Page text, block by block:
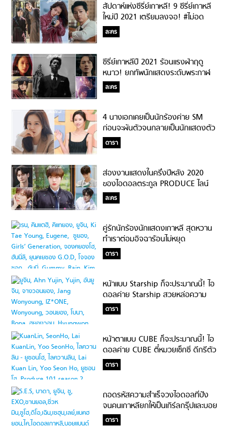
สัปดาห์แห่งซีรี่ย์เกาหลี! 9 ซีรี่ย์เกาหลี
ใหม่ปี 2021 เตรียมลงจอ! #ไม่อด
นอนให้มันรู้ไป
ละคร
ซีรี่ย์เกาหลีปี 2021 ร้อนแรงฝ่าฤดู
หนาว! ยกทัพนักแสดงระดับพระกาฬ
ลงจอเดือนกุมภาพันธ์
ละคร
4 นางเอกเคยเป็นนักร้องค่าย SM
ก่อนจะผันตัวจนกลายเป็นนักแสดงตัว
ท็อป!
ดารา
ส่องงานแสดงในครึ่งปีหลัง 2020
ของไอดอลตระกูล PRODUCE ไลน์
อัพแน่นมาก!
ละคร
คู่รักนักร้องนักแสดงเกาหลี สุดหวาน
ทำเราต่อมอิจฉาร้อนไม่หยุด
ดารา
หน้าแบบ Starship ก็จะประมาณนี้! ไอ
ดอลค่าย Starship สวยหล่อความ
สามารถปัง ยืนหนึ่งเรื่อง Sex
Appeal สูง
ดารา
หน้าตาแบบ CUBE ก็จะประมาณนี้! ไอ
ดอลค่าย CUBE ตี๋หมวยเซ็กซี่ ดีกรีตัว
ท็อปของวงการ
ดารา
ถอดรหัสความสำเร็จวงไอดอลที่ปัง
จนคนเกาหลียกให้เป็นเกิร์ลกรุ๊ปและบอย
แบนด์แห่งชาติ
ดารา